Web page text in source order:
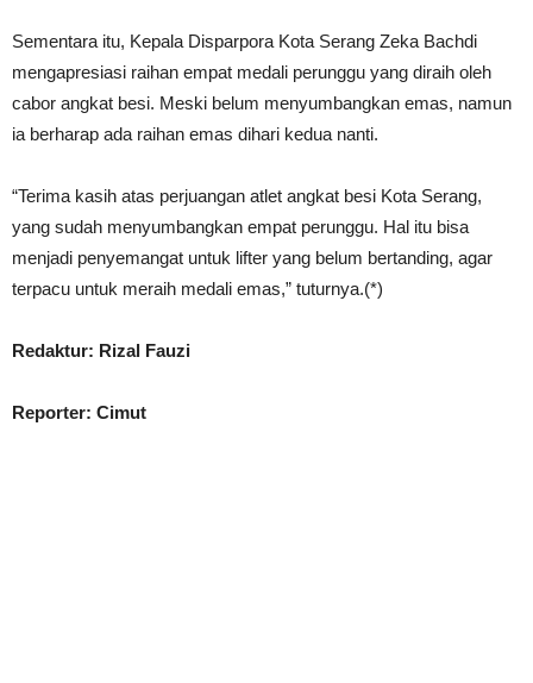
Sementara itu, Kepala Disparpora Kota Serang Zeka Bachdi
mengapresiasi raihan empat medali perunggu yang diraih oleh
cabor angkat besi. Meski belum menyumbangkan emas, namun
ia berharap ada raihan emas dihari kedua nanti.
“Terima kasih atas perjuangan atlet angkat besi Kota Serang,
yang sudah menyumbangkan empat perunggu. Hal itu bisa
menjadi penyemangat untuk lifter yang belum bertanding, agar
terpacu untuk meraih medali emas,” tuturnya.(*)
Redaktur: Rizal Fauzi
Reporter: Cimut